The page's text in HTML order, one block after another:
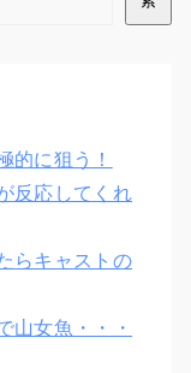
的に狙う！
反応してくれ
らキャストの
山女魚・・・